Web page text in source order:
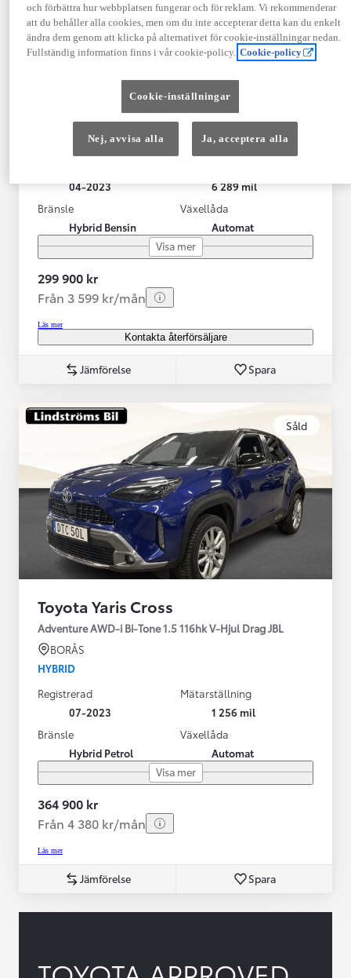
Toyota Yaris Cross
Toyota Yaris Cross 1,5 Hybrid Adventure Drag V-Hjul
KRYLBO
04-2023
6 289 mil
Bränsle
Hybrid Bensin
Växellåda
Automat
Visa mer
299 900 kr
Från 3 599 kr/mån
Läs mer
Kontakta återförsäljare
Jämförelse Spara
Såld
Toyota Yaris Cross
Adventure AWD-i Bi-Tone 1.5 116hk V-Hjul Drag JBL
BORÅS
HYBRID
Registrerad
07-2023
Mätarställning
1 256 mil
Bränsle
Hybrid Petrol
Växellåda
Automat
Visa mer
364 900 kr
Från 4 380 kr/mån
Läs mer
Jämförelse Spara
och förbättra hur webbplatsen fungerar och för reklam. Vi rekommenderar
att du behåller alla cookies, men om du inte accepterar detta kan du enkelt
ändra dem genom att klicka på alternativet för cookie-inställningar nedan.
Fullständig information finns i vår cookie-policy. Cookie-policy
Cookie-inställningar
Nej, avvisa alla Ja, acceptera alla